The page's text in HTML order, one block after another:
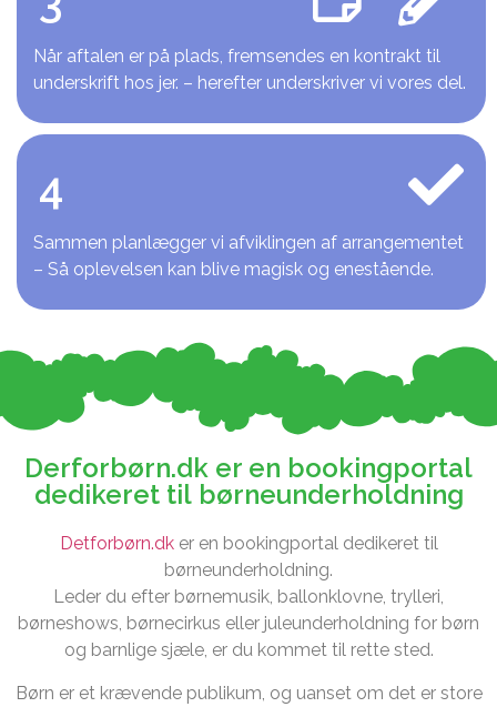
Når aftalen er på plads, fremsendes en kontrakt til
underskrift hos jer. – herefter underskriver vi vores del.
4
Sammen planlægger vi afviklingen af arrangementet
– Så oplevelsen kan blive magisk og enestående.
Derforbørn.dk er en bookingportal
dedikeret til børneunderholdning
Detforbørn.dker en bookingportal dedikeret til
børneunderholdning.
Leder du efter børnemusik, ballonklovne, trylleri,
børneshows, børnecirkus eller juleunderholdning for børn
og barnlige sjæle, er du kommet til rette sted.
Børn er et krævende publikum, og uanset om det er store